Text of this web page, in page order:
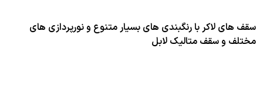
سقف های لاکر با رنگبندی های بسیار متنوع و نورپردازی های
مختلف و سقف متالیک لابل